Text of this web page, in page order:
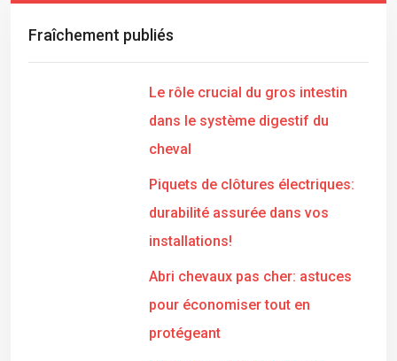
Fraîchement publiés
Le rôle crucial du gros intestin
dans le système digestif du
cheval
Piquets de clôtures électriques:
durabilité assurée dans vos
installations!
Abri chevaux pas cher: astuces
pour économiser tout en
protégeant